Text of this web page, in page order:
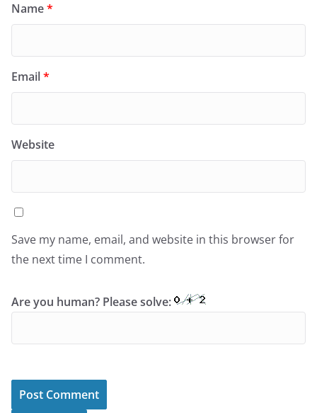
Name*
Email*
Website
Save my name, email, and website in this browser for
the next time I comment.
Are you human? Please solve: